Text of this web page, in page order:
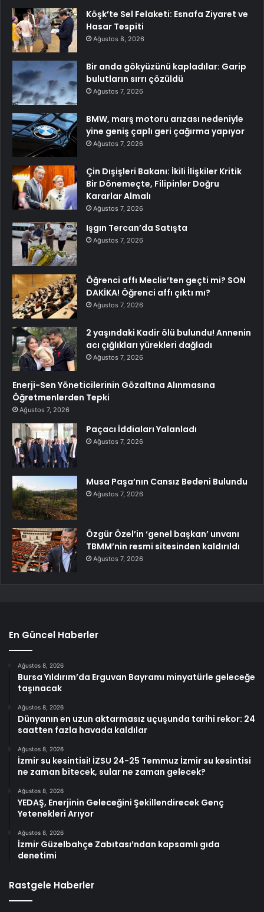
Köşk’te Sel Felaketi: Esnafa Ziyaret ve
Hasar Tespiti
Ağustos 8, 2026
Bir anda gökyüzünü kapladılar: Garip
bulutların sırrı çözüldü
Ağustos 7, 2026
BMW, marş motoru arızası nedeniyle
yine geniş çaplı geri çağırma yapıyor
Ağustos 7, 2026
Çin Dışişleri Bakanı: İkili İlişkiler Kritik
Bir Dönemeçte, Filipinler Doğru
Kararlar Almalı
Ağustos 7, 2026
Işgın Tercan’da Satışta
Ağustos 7, 2026
Öğrenci affı Meclis’ten geçti mi? SON
DAKİKA! Öğrenci affı çıktı mı?
Ağustos 7, 2026
2 yaşındaki Kadir ölü bulundu! Annenin
acı çığlıkları yürekleri dağladı
Ağustos 7, 2026
Enerji-Sen Yöneticilerinin Gözaltına Alınmasına
Öğretmenlerden Tepki
Ağustos 7, 2026
Paçacı İddiaları Yalanladı
Ağustos 7, 2026
Musa Paşa’nın Cansız Bedeni Bulundu
Ağustos 7, 2026
Özgür Özel’in ‘genel başkan’ unvanı
TBMM’nin resmi sitesinden kaldırıldı
Ağustos 7, 2026
En Güncel Haberler
Ağustos 8, 2026
Bursa Yıldırım’da Erguvan Bayramı minyatürle geleceğe
taşınacak
Ağustos 8, 2026
Dünyanın en uzun aktarmasız uçuşunda tarihi rekor: 24
saatten fazla havada kaldılar
Ağustos 8, 2026
İzmir su kesintisi! İZSU 24-25 Temmuz İzmir su kesintisi
ne zaman bitecek, sular ne zaman gelecek?
Ağustos 8, 2026
YEDAŞ, Enerjinin Geleceğini Şekillendirecek Genç
Yetenekleri Arıyor
Ağustos 8, 2026
İzmir Güzelbahçe Zabıtası’ndan kapsamlı gıda
denetimi
Rastgele Haberler